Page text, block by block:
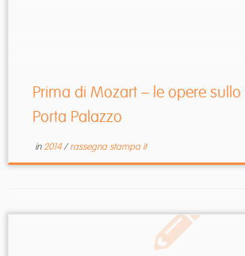
Prima di Mozart – le opere
Porta Palazzo
in 2014/rassegna stampa it